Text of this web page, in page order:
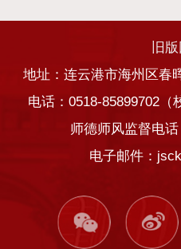
旧
地址：连云港市海州区春
电话：0518-85899702（
师德师风监督电
电子邮件：